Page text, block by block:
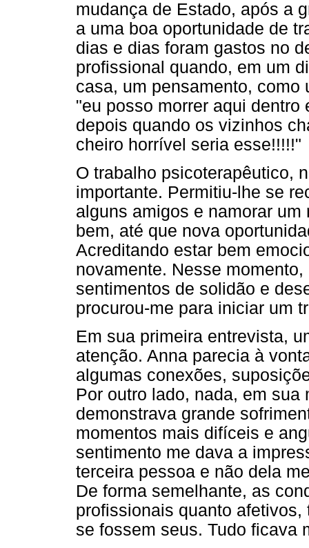
mudança de Estado, após a
a uma boa oportunidade de
dias e dias foram gastos no
profissional quando, em um
casa, um pensamento,
"eu posso morrer aqui
depois quando os vizinhos
cheiro horrível seria esse!!!!!"
O trabalho psicoterapêutico,
importante. Permitiu-lhe se
alguns amigos e namorar
bem, até que nova
Acreditando estar bem
novamente. Nesse
sentimentos de solidão e
procurou-me para iniciar um
Em sua primeira entrevista,
atenção. Anna parecia à
algumas conexões,
Por outro lado, nada, em sua
demonstrava grande
momentos mais difíceis e
sentimento me dava a
terceira pessoa e não dela
De forma semelhante, as
profissionais quanto
se fossem seus. Tudo ficava